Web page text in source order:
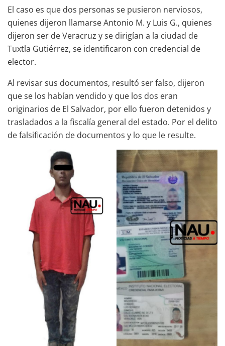
El caso es que dos personas se pusieron nerviosos,
quienes dijeron llamarse Antonio M. y Luis G., quienes
dijeron ser de Veracruz y se dirigían a la ciudad de
Tuxtla Gutiérrez, se identificaron con credencial de
elector.
Al revisar sus documentos, resultó ser falso, dijeron
que se los habían vendido y que los dos eran
originarios de El Salvador, por ello fueron detenidos y
trasladados a la fiscalía general del estado. Por el delito
de falsificación de documentos y lo que le resulte.